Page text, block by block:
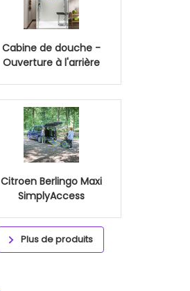
Cabine de douche -
Ouverture à l'arrière
Citroen Berlingo Maxi
SimplyAccess
Plus de produits